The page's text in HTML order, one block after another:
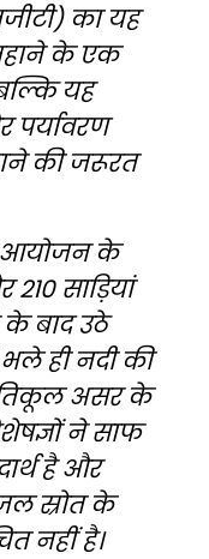
का यह
के एक
यह
की जरूरत
आयोजन के
210 साड़ियां
के बाद उठे
ही नदी की
असर के
ने साफ
है और
स्रोत के
नहीं है।